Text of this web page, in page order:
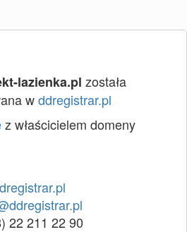
lazienka.pl została
wddregistrar.pl
z właścicielem domeny
22 211 22 90